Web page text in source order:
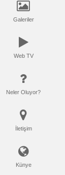
Galeriler
Web TV
Neler Oluyor?
İletişim
Künye